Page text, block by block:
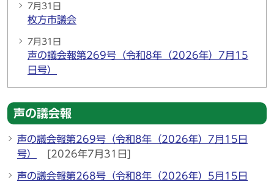
7月31日
枚方市議会
7月31日
声の議会報第269号（令和8年（2026年）7月15
日号）
声の議会報
声の議会報第269号（令和8年（2026年）7月15日
号）
[2026年7月31日]
声の議会報第268号（令和8年（2026年）5月15日